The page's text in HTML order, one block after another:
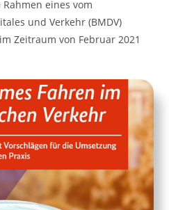
eines vom
und Verkehr (BMDV)
Zeitraum von Februar 2021